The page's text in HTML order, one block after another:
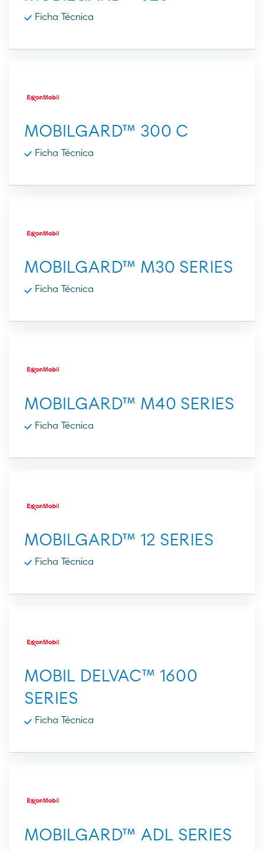
Ficha Técnica
MOBILGARD™ 300 C
Ficha Técnica
MOBILGARD™ M30 SERIES
Ficha Técnica
MOBILGARD™ M40 SERIES
Ficha Técnica
MOBILGARD™ 12 SERIES
Ficha Técnica
MOBIL DELVAC™ 1600
SERIES
Ficha Técnica
MOBILGARD™ ADL SERIES